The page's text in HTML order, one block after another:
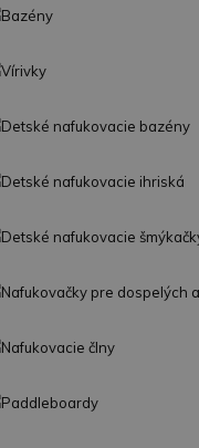
Bazény
Vírivky
Detské nafukovacie bazény
Detské nafukovacie ihriská
Detské nafukovacie
Nafukovačky pre dospelých
Nafukovacie člny
Paddleboardy